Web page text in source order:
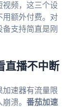
视频，这三个设
用额外付费。对
支持简直是刚
直播不中断
加速器有流量限
溃。 番茄加速